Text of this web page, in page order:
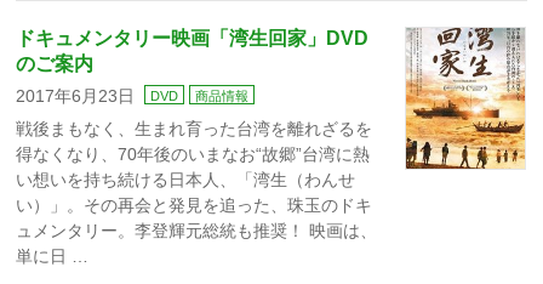
ドキュメンタリー映画「湾生回家」DVD
のご案内
2017年6月23日 DVD 商品情報
戦後まもなく、生まれ育った台湾を離れざるを
得なくなり、70年後のいまなお“故郷”台湾に熱
い想いを持ち続ける日本人、「湾生（わんせ
い）」。その再会と発見を追った、珠玉のドキ
ュメンタリー。李登輝元総統も推奨！ 映画は、
単に日 …